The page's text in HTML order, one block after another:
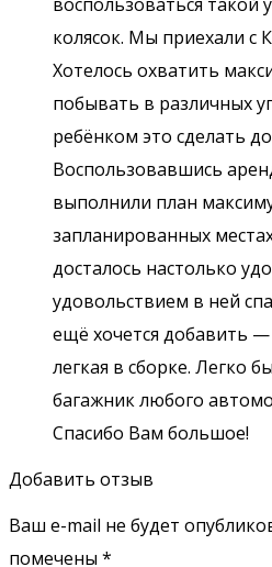
колясок. Мы приехали с
Хотелось охватить
побывать в различных
ребёнком это сделать
Воспользовавшись
выполнили план
запланированных
досталось настолько
удовольствием в ней
ещё хочется добавить
легкая в сборке. Легко
багажник любого
Спасибо Вам большое!
Добавить отзыв
Ваш e-mail не будет
помечены *